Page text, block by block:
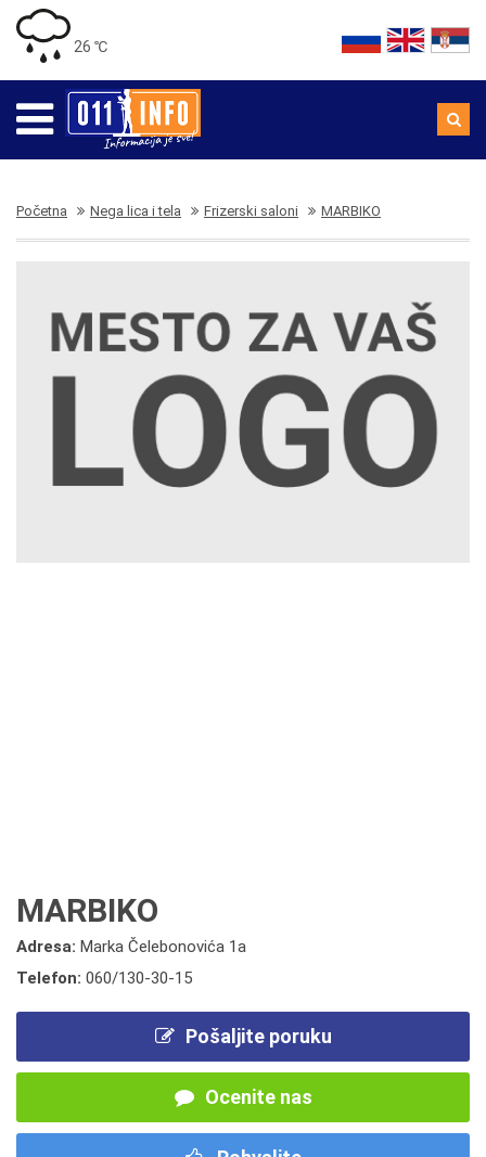
26 ℃
Početna Nega lica i tela Frizerski saloni MARBIKO
MARBIKO
Adresa: Marka Čelebonovića 1a
Telefon: 060/130-30-15
Pošaljite poruku
Ocenite nas